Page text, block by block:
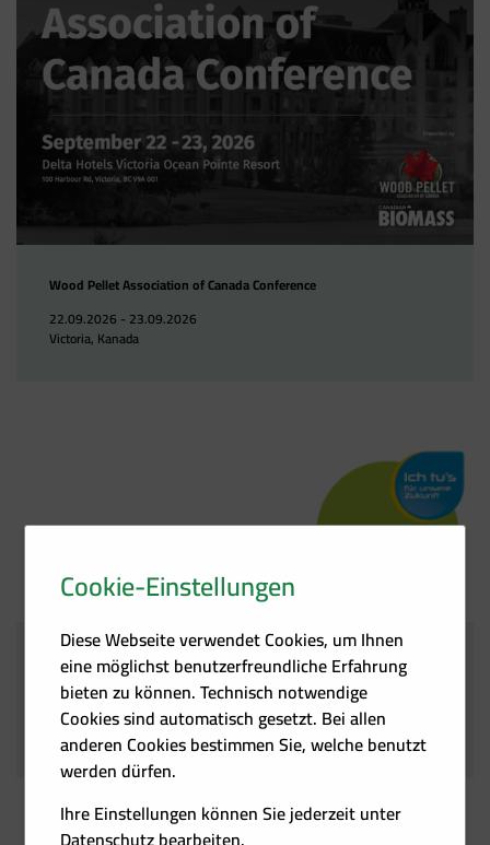
Wood Pellet Association of Canada Conference
22.09.2026 - 23.09.2026
Victoria, Kanada
69. Energy Lunch
Präsenz & Livestream
23.09.2026
Graz
Cookie-Einstellungen
Diese Webseite verwendet Cookies, um Ihnen
eine möglichst benutzerfreundliche Erfahrung
bieten zu können. Technisch notwendige
Cookies sind automatisch gesetzt. Bei allen
anderen Cookies bestimmen Sie, welche benutzt
werden dürfen.
Ihre Einstellungen können Sie jederzeit unter